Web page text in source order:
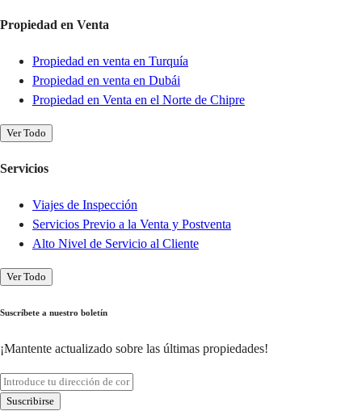
Propiedad en Venta
Propiedad en venta en Turquía
Propiedad en venta en Dubái
Propiedad en Venta en el Norte de Chipre
Ver Todo
Servicios
Viajes de Inspección
Servicios Previo a la Venta y Postventa
Alto Nivel de Servicio al Cliente
Ver Todo
Suscríbete a nuestro boletín
¡Mantente actualizado sobre las últimas propiedades!
Suscribirse